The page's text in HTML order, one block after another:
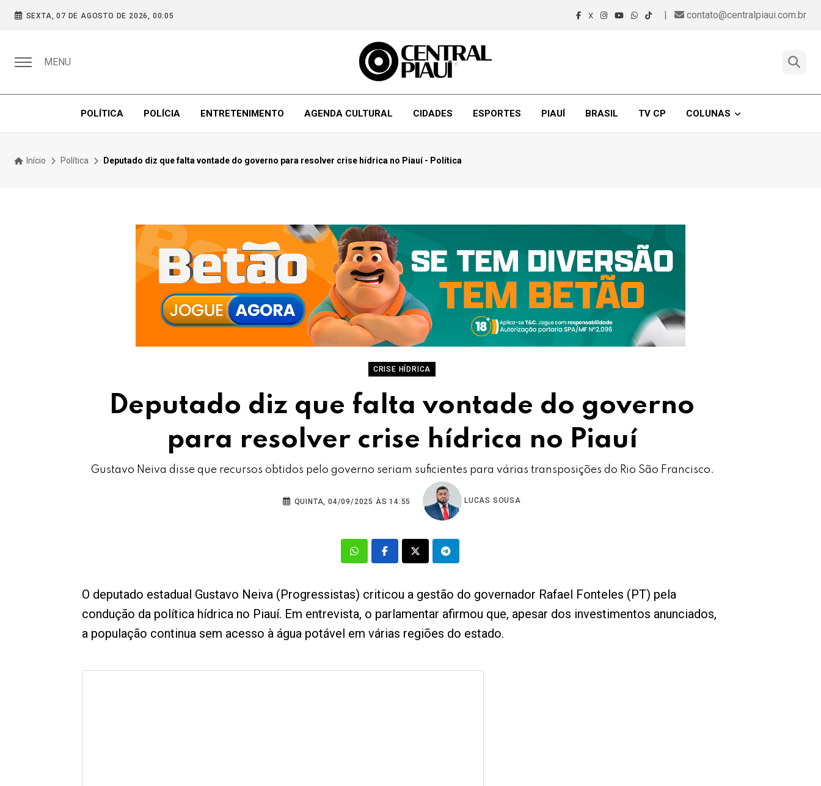
SEXTA, 07 DE AGOSTO DE 2026, 00:05 X | contato@centralpiaui.com.br
MENU
POLÍTICA POLÍCIA ENTRETENIMENTO AGENDA CULTURAL CIDADES ESPORTES PIAUÍ BRASIL TV CP COLUNAS
Início Política Deputado diz que falta vontade do governo para resolver crise hídrica no Piauí - Política
CRISE HÍDRICA
Deputado diz que falta vontade do governo
para resolver crise hídrica no Piauí
Gustavo Neiva disse que recursos obtidos pelo governo seriam suficientes para várias transposições do Rio São Francisco.
QUINTA, 04/09/2025 ÀS 14:55 LUCAS SOUSA
O deputado estadual Gustavo Neiva (Progressistas) criticou a gestão do governador Rafael Fonteles (PT) pela
condução da política hídrica no Piauí. Em entrevista, o parlamentar afirmou que, apesar dos investimentos anunciados,
a população continua sem acesso à água potável em várias regiões do estado.